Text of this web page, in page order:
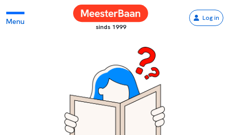
Menu
sinds 1999
Log in